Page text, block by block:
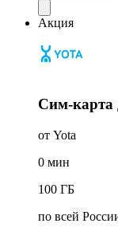
Акция
Сим-карта
от Yota
0 мин
100 ГБ
по всей